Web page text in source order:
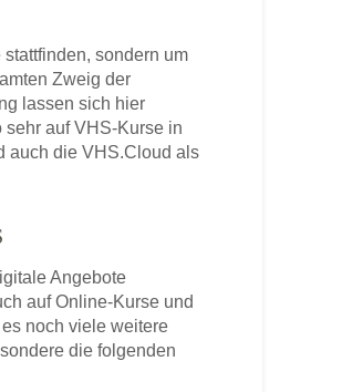
sondern um
Zweig der
lassen sich hier
auf VHS-Kurse in
auch die VHS.Cloud als
Angebote
auf Online-Kurse und
noch viele weitere
die folgenden